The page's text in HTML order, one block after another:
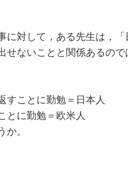
に対して，ある先生は，
せないことと関係あるの
すことに勤勉＝日本人
とに勤勉＝欧米人
。